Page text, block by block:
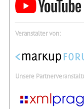
Veranstalter von:
Unsere